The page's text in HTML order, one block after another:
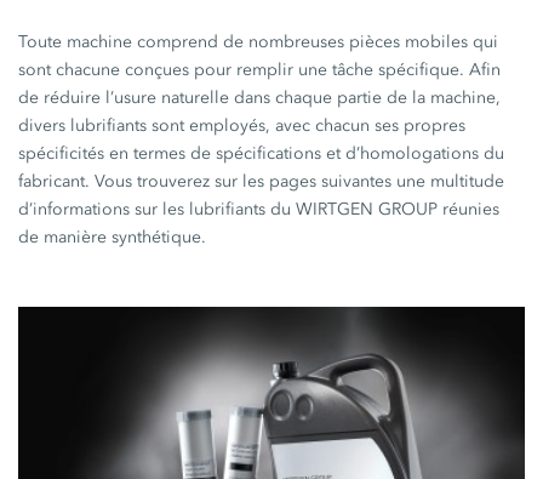
Toute machine comprend de nombreuses pièces mobiles qui
sont chacune conçues pour remplir une tâche spécifique. Afin
de réduire l’usure naturelle dans chaque partie de la machine,
divers lubrifiants sont employés, avec chacun ses propres
spécificités en termes de spécifications et d’homologations du
fabricant. Vous trouverez sur les pages suivantes une multitude
d’informations sur les lubrifiants du WIRTGEN GROUP réunies
de manière synthétique.